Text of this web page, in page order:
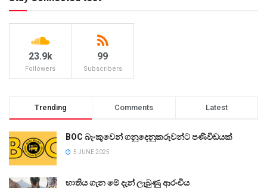
23.9k
Followers
99
Subscribers
Trending Comments Latest
BOC බැංකුවෙන් ගනුදෙනුකරුවන්ට පණිවිඩයක්
5 JUNE 2025
භාතිය ගැන මේ දැන් ලැබුණු ආරංචිය